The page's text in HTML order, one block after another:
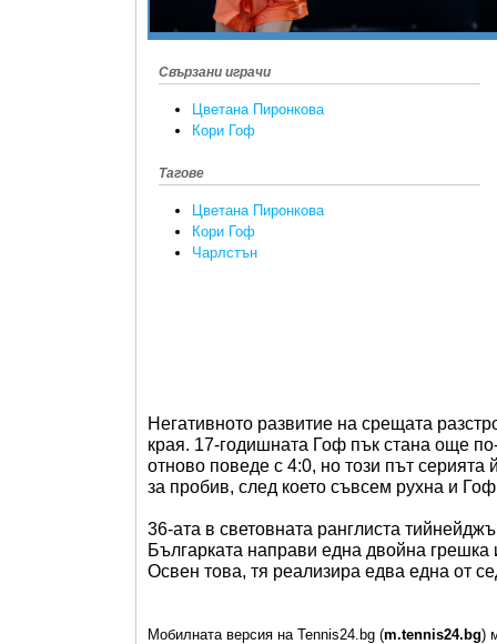
Свързани играчи
Цветана Пиронкова
Кори Гоф
Тагове
Цветана Пиронкова
Кори Гоф
Чарлстън
Негативното развитие на срещата
края. 17-годишната Гоф пък стана още
отново поведе с 4:0, но този път серията
за пробив, след което съвсем рухна и
36-ата в световната ранглиста
Българката направи една двойна грешка
Освен това, тя реализира едва една от
Мобилната версия на Tennis24.bg (m.tennis24.bg)